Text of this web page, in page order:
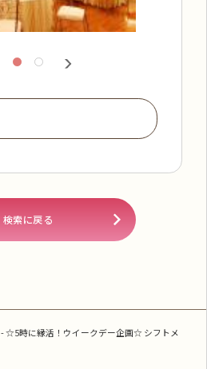
検索に戻る
-☆5時に縁活！ウイークデー企画☆ シフトメ